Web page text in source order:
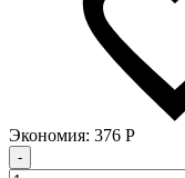
Экономия: 376 Р
-